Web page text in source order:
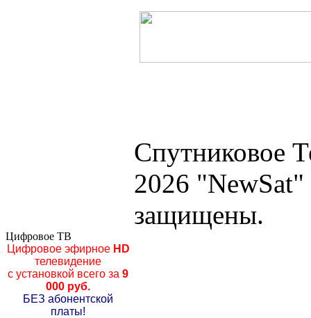
Спутниковое
2026
защищены.
Цифровое ТВ
Цифровое эфирноеHD
телевидение
с установкой всего за 9
000 руб.
БЕЗ абонентской
платы!